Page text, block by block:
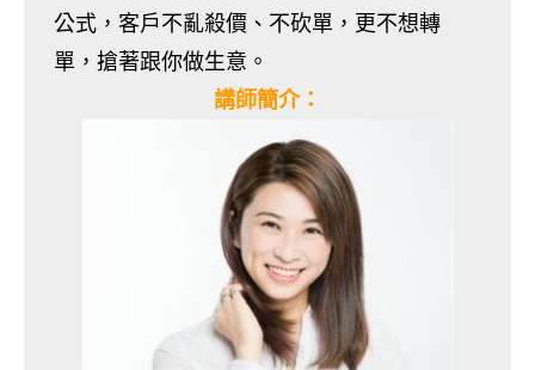
公式，客戶不亂殺價、不砍單，更不想轉
單，搶著跟你做生意。
講師簡介：